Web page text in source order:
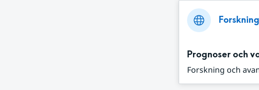
Prognoser och
Forskning och